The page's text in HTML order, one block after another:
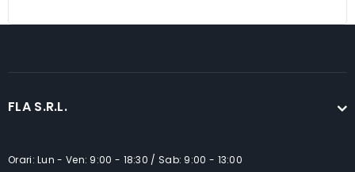
FLA S.R.L.
Orari: Lun - Ven: 9:00 - 18:30 / Sab: 9:00 - 13:00